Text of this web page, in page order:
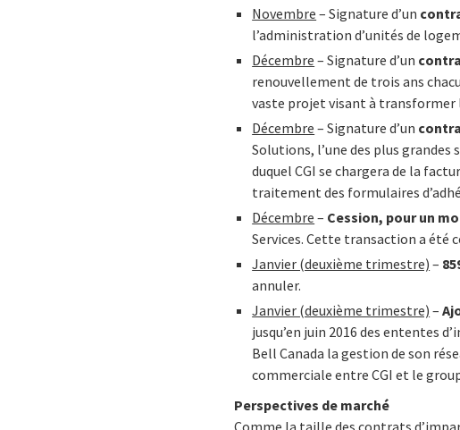
Novembre – Signature d’un
l’administration d’unités de
Décembre – Signature d’un
renouvellement de trois ans
vaste projet visant à transformer
Décembre – Signature d’un
Solutions, l’une des plus
duquel CGI se chargera de la
traitement des formulaires
Décembre – Cession, pour un
Services. Cette transaction a été
Janvier (deuxième trimestre) –
annuler.
Janvier (deuxième trimestre) –
jusqu’en juin 2016 des ententes
Bell Canada la gestion de son
commerciale entre CGI et le
Perspectives de marché
Comme la taille des contrats